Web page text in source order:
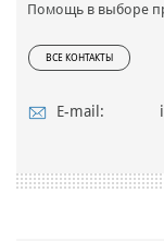
Помощь в выборе
ВСЕ КОНТАКТЫ
E-mail: